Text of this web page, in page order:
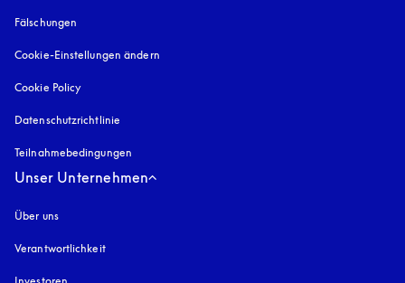
Fälschungen
Cookie-Einstellungen ändern
Cookie Policy
Datenschutzrichtlinie
Teilnahmebedingungen
Unser Unternehmen
Über uns
Verantwortlichkeit